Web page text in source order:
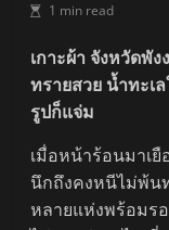
1 min read
เกาะผ้า จังหวัดพั
ทรายสวย น้ำทะเ
รูปก็แจ่ม
เมื่อหน้าร้อนมาเ
นึกถึงคงหนีไม่พ้น
หลายแห่งพร้อมร